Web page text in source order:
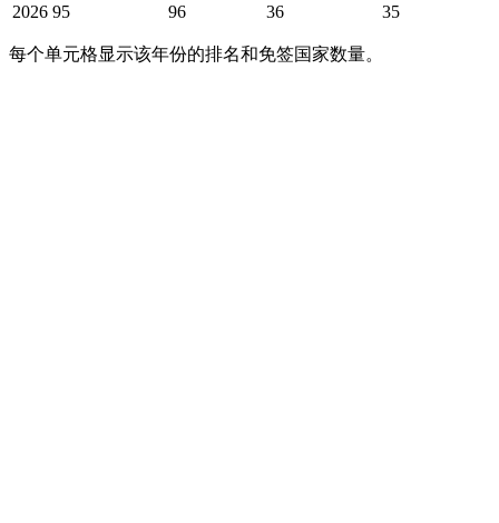
2026 95 96 36 35
每个单元格显示该年份的排名和免签国家数量。